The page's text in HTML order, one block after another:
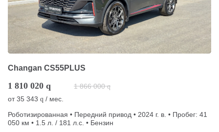
Changan CS55PLUS
1 810 020 q 1 866 000 q
от35 343 q / мес.
Роботизированная • Передний привод • 2024 г. в. • Пробег: 41
050 км • 1.5 л. / 181 л.с. • Бензин